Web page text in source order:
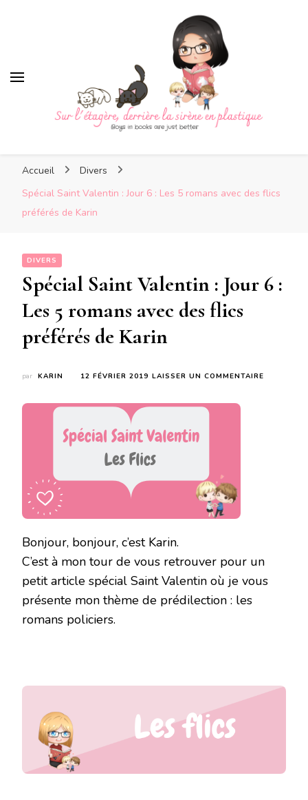
Sur l'étagère, derrière la
sirène en plastique
sirène en plastique
Accueil
Divers
Spécial Saint Valentin : Jour 6 : Les 5 romans avec des flics
préférés de Karin
DIVERS
Spécial Saint Valentin : Jour 6 :
Les 5 romans avec des flics
préférés de Karin
par KARIN 12 FÉVRIER 2019 LAISSER UN COMMENTAIRE
DE
Bonjour, bonjour, c’est Karin.
C’est à mon tour de vous retrouver pour un
petit article spécial Saint Valentin où je vous
présente mon thème de prédilection : les
romans policiers.